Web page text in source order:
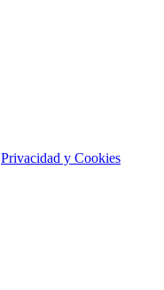
Privacidad y Cookies